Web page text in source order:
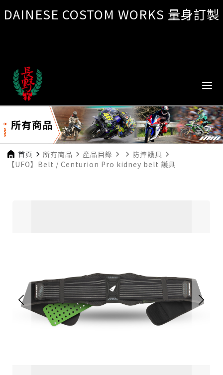
DAINESE COSTOM WORKS 量身訂製
所有商品
首頁 navigate_next 所有商品 navigate_next 產品目錄 navigate_next navigate_next 防摔護具 navigate_next
【UFO】Belt / Centurion Pro kidney belt 護具